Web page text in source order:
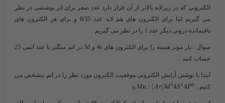
الکترونی که در زیرلایه بالاتر از آن قرار دارد عدد صفر برای اثر پوششی در نظر
می گیریم اما برای الکترون های هم لایه عدد 0/35 و برای هر الکترون های
باقیمانده درونی دیگر عدد 1 را در نظر می گیریم .
سوال : بار موثر هسته را برای الکترون های 4s و 3d در اتم منگنز با عدد اتمی 25
حساب کنید .
ابتدا با نوشتن آرایش الکترونی موقعیت الکترون مورد نظر را در اتم مشخص می
کنیم . ​
25 Mn : [Ar]3d54S2 4P 0